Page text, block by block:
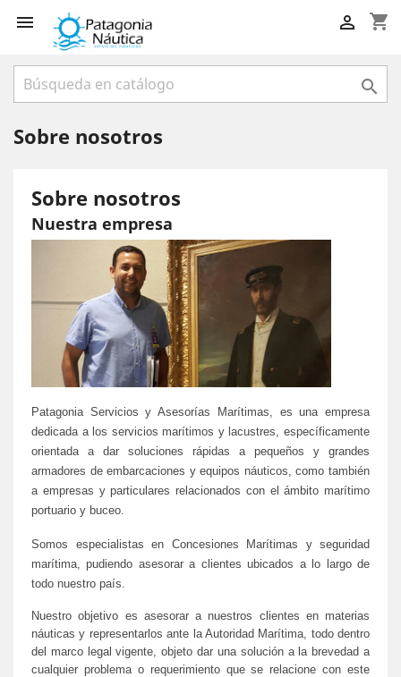
 shopping_cart


Sobre nosotros
Sobre nosotros
Nuestra empresa
Patagonia Servicios y Asesorías Marítimas, es una empresa
dedicada a los servicios marítimos y lacustres, específicamente
orientada a dar soluciones rápidas a pequeños y grandes
armadores de embarcaciones y equipos náuticos, como también
a empresas y particulares relacionados con el ámbito marítimo
portuario y buceo.
Somos especialistas en Concesiones Marítimas y seguridad
marítima, pudiendo asesorar a clientes ubicados a lo largo de
todo nuestro país.
Nuestro objetivo es asesorar a nuestros clientes en materias
náuticas y representarlos ante la Autoridad Marítima, todo dentro
del marco legal vigente, objeto dar una solución a la brevedad a
cualquier problema o requerimiento que se relacione con este